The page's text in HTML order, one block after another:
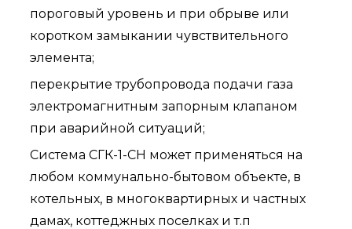
пороговый уровень и при обрыве или
коротком замыкании чувствительного
элемента;
перекрытие трубопровода подачи газа
электромагнитным запорным клапаном
при аварийной ситуаций;
Система СГК-1-СН может применяться на
любом коммунально-бытовом объекте, в
котельных, в многоквартирных и частных
дамах, коттеджных поселках и т.п